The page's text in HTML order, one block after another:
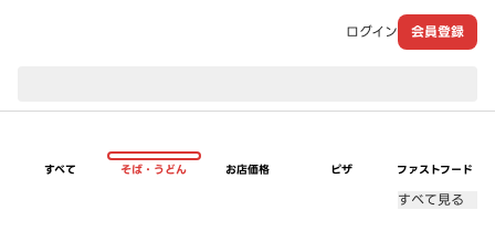
ログイン 会員登録
すべて そば・うどん お店価格 ピザ ファストフード
すべて見る